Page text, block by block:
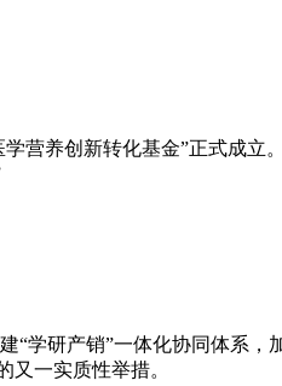
营养创新转化基金”正式成立
“学研产销”一体化协同体系，
又一实质性举措。